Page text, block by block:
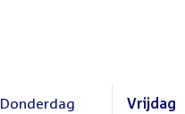
Donderdag
Vrijdag